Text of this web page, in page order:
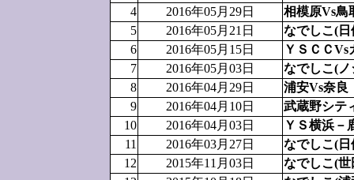
4
2016年05月29日
相模原Vs鳥
5
2016年05月21日
なでしこ(
6
2016年05月15日
ＹＳＣＣVs
7
2016年05月03日
なでしこ(
8
2016年04月29日
浦安Vs奈良
9
2016年04月10日
武蔵野シテ
10
2016年04月03日
ＹＳ横浜－
11
2016年03月27日
なでしこ(
12
2015年11月03日
なでしこ(